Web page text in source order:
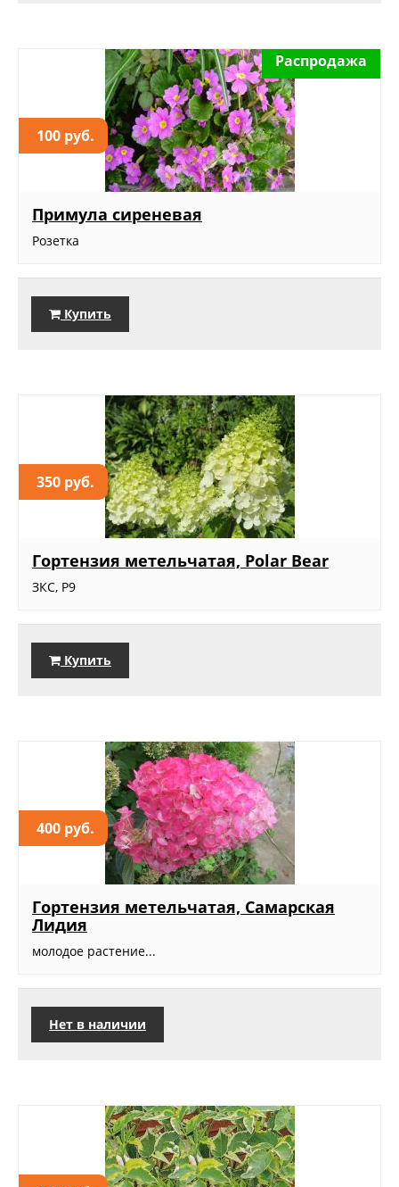
100 руб.
Распродажа
Примула сиреневая
Розетка
Купить
350 руб.
Гортензия метельчатая, Polar Bear
ЗКС, Р9
Купить
400 руб.
Гортензия метельчатая, Самарская
Лидия
молодое растение...
Нет в наличии